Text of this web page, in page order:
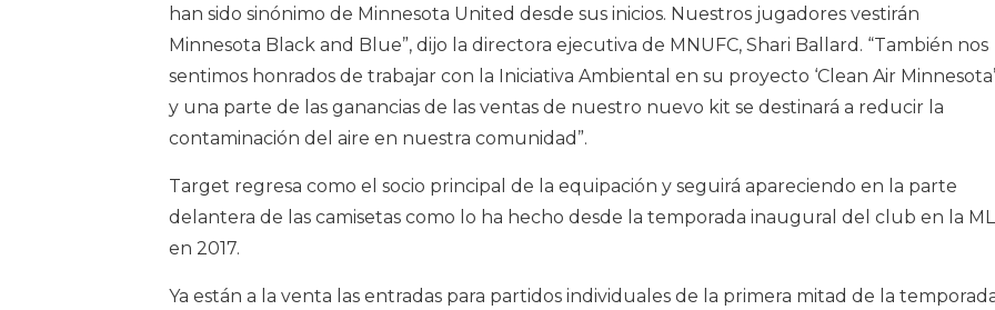
han sido sinónimo de Minnesota United desde sus inicios. Nuestros jugadores vestirán
Minnesota Black and Blue”, dijo la directora ejecutiva de MNUFC, Shari Ballard. “También nos
sentimos honrados de trabajar con la Iniciativa Ambiental en su proyecto ‘Clean Air
y una parte de las ganancias de las ventas de nuestro nuevo kit se destinará a reducir la
contaminación del aire en nuestra comunidad”.
Target regresa como el socio principal de la equipación y seguirá apareciendo en la parte
delantera de las camisetas como lo ha hecho desde la temporada inaugural del club en la
en 2017.
Ya están a la venta las entradas para partidos individuales de la primera mitad de la